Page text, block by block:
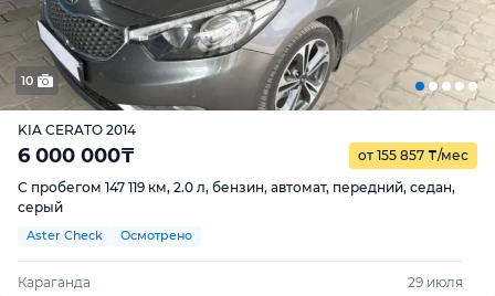
10
KIA CERATO 2014
6 000 000₸ от 155 857 ₸/мес
С пробегом 147 119 км, 2.0 л, бензин, автомат, передний, седан,
серый
Aster Check Осмотрено
Караганда 29 июля